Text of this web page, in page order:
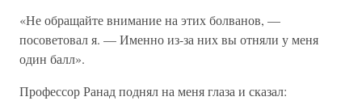
«Не обращайте внимание на этих болванов, —
посоветовал я. — Именно из-за них вы отняли у меня
один балл».
Профессор Ранад поднял на меня глаза и сказал: